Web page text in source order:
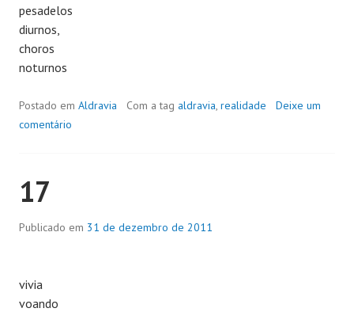
pesadelos
diurnos,
choros
noturnos
Postado em Aldravia Com a tag aldravia, realidade
Deixe um
comentário
17
Publicado em 31 de dezembro de 2011
vivia
voando